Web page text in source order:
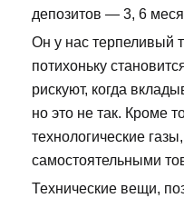
депозитов — 3, 6
Он у нас терпеливый
потихоньку
рискуют, когда
но это не так. Кроме
технологические
самостоятельными
Технические вещи,